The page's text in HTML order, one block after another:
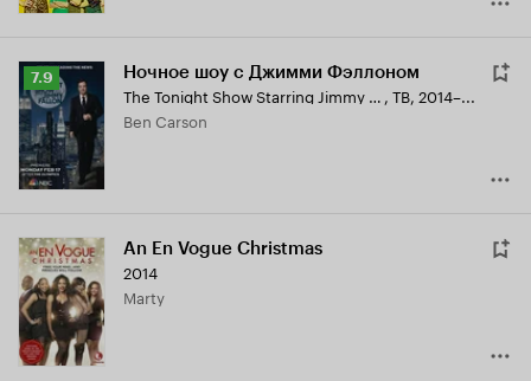
Рейтинг
Кинопоиска
7.9
7.9 Ночное шоу с Джимми Фэллоном
The Tonight Show Starring Jimmy Fallon , ТВ, 2014–...
Ben Carson
An En Vogue Christmas
2014
Marty